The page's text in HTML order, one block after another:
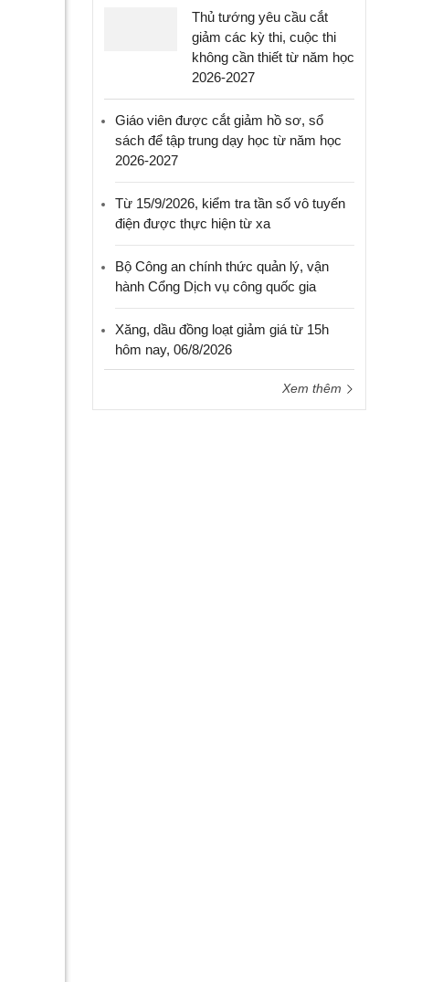
Thủ tướng yêu cầu cắt
giảm các kỳ thi, cuộc thi
không cần thiết từ năm học
2026-2027
Giáo viên được cắt giảm hồ sơ, sổ
sách để tập trung dạy học từ năm học
2026-2027
Từ 15/9/2026, kiểm tra tần số vô tuyến
điện được thực hiện từ xa
Bộ Công an chính thức quản lý, vận
hành Cổng Dịch vụ công quốc gia
Xăng, dầu đồng loạt giảm giá từ 15h
hôm nay, 06/8/2026
Xem thêm